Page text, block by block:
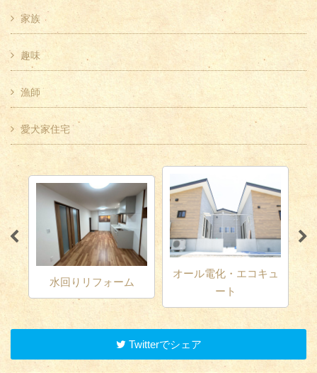
家族
趣味
漁師
愛犬家住宅
水回りリフォーム
オール電化・エコキュ
ート
Twitterでシェア